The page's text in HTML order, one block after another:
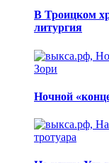
В Троицком
литургия
Ночной